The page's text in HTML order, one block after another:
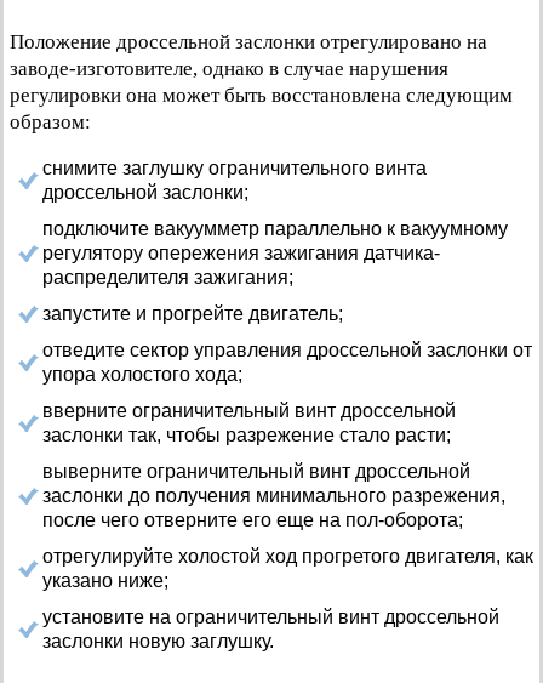
Положение дроссельной заслонки отрегулировано на
заводе-изготовителе, однако в случае нарушения
регулировки она может быть восстановлена следующим
образом:
снимите заглушку ограничительного винта
дроссельной заслонки;
подключите вакуумметр параллельно к вакуумному
регулятору опережения зажигания датчика-
распределителя зажигания;
запустите и прогрейте двигатель;
отведите сектор управления дроссельной заслонки от
упора холостого хода;
вверните ограничительный винт дроссельной
заслонки так, чтобы разрежение стало расти;
выверните ограничительный винт дроссельной
заслонки до получения минимального разрежения,
после чего отверните его еще на пол-оборота;
отрегулируйте холостой ход прогретого двигателя, как
указано ниже;
установите на ограничительный винт дроссельной
заслонки новую заглушку.